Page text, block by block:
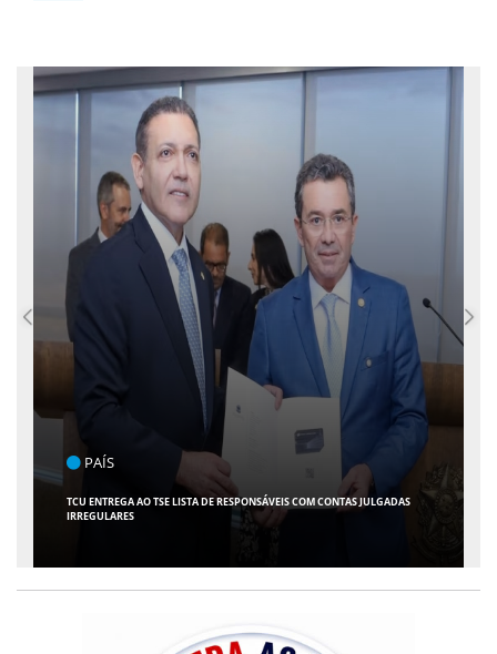
PAÍS
TCU ENTREGA AO TSE LISTA DE RESPONSÁVEIS COM CONTAS JULGADAS
IRREGULARES